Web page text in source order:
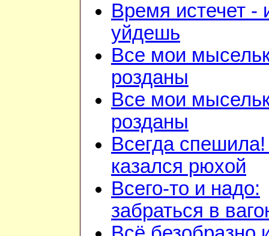
Время истечет -
уйдешь
Все мои
розданы
Все мои
розданы
Всегда
казался рюхой
Всего-то и надо:
забраться в